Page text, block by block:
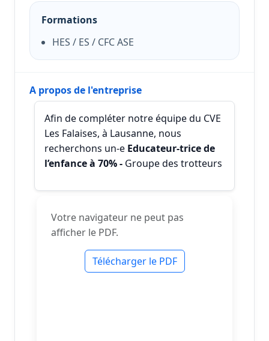
Formations
HES / ES / CFC ASE
A propos de l'entreprise
Afin de compléter notre équipe du CVE
Les Falaises, à Lausanne, nous
recherchons un-e Educateur-trice de
l’enfance à 70% - Groupe des trotteurs
Votre navigateur ne peut pas
afficher le PDF.
Télécharger le PDF